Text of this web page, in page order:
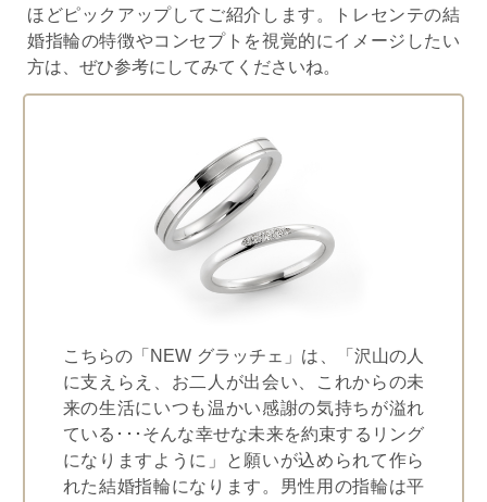
ほどピックアップしてご紹介します。トレセンテの結
婚指輪の特徴やコンセプトを視覚的にイメージしたい
方は、ぜひ参考にしてみてくださいね。
こちらの「NEW グラッチェ」は、「沢山の人
に支えらえ、お二人が出会い、これからの未
来の生活にいつも温かい感謝の気持ちが溢れ
ている･･･そんな幸せな未来を約束するリング
になりますように」と願いが込められて作ら
れた結婚指輪になります。男性用の指輪は平